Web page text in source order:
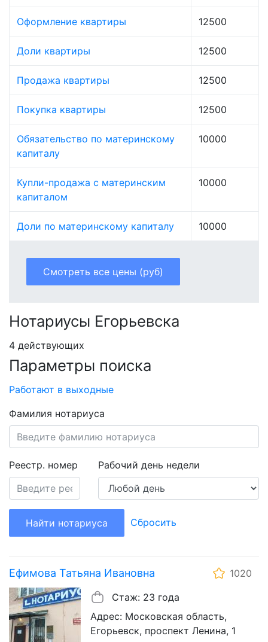
Оформление квартиры 12500
Доли квартиры 12500
Продажа квартиры 12500
Покупка квартиры 12500
Обязательство по материнскому
капиталу
10000
Купли-продажа с материнским
капиталом
10000
Доли по материнскому капиталу 10000
Смотреть все цены (руб)
Нотариусы Егорьевска
4 действующих
Параметры поиска
Работают в выходные
Фамилия нотариуса
Реестр. номер Рабочий день недели
Найти нотариуса Сбросить
Ефимова Татьяна Ивановна
1020
Стаж: 23 года
Адрес: Московская область,
Егорьевск, проспект Ленина, 1